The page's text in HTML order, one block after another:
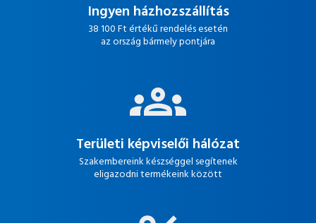
Ingyen házhozszállítás
38 100 Ft értékű rendelés esetén
az ország bármely pontjára
Területi képviselői hálózat
Szakembereink készséggel segítenek
eligazodni termékeink között